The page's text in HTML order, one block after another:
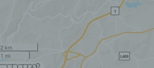
2 km
1 mi
b) betroffene Person
Betroffene Person ist
natürliche Person,
Verarbeitung